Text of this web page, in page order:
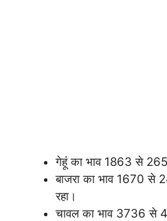
गेहूं का भाव 1863 से
बाजरा का भाव 1670 से
रहा।
चावल का भाव 3736 से